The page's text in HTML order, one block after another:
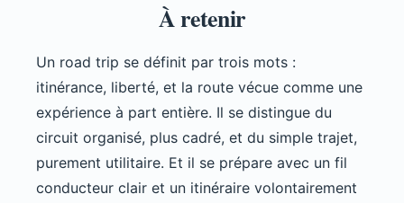
À retenir
Un road trip se définit par trois mots :
itinérance, liberté, et la route vécue comme une
expérience à part entière. Il se distingue du
circuit organisé, plus cadré, et du simple trajet,
purement utilitaire. Et il se prépare avec un fil
conducteur clair et un itinéraire volontairement